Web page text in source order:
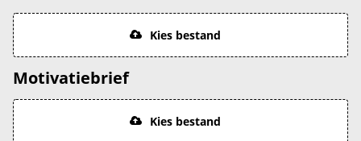
Kies bestand
Motivatiebrief
Kies bestand